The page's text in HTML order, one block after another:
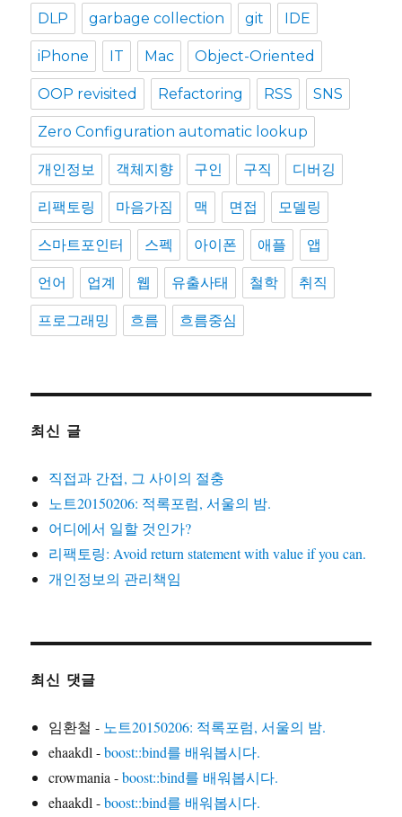
DLP garbage collection git IDE
iPhone IT Mac Object-Oriented
OOP revisited Refactoring RSS SNS
Zero Configuration automatic lookup
개인정보 객체지향 구인 구직 디버깅
리팩토링 마음가짐 맥 면접 모델링
스마트포인터 스펙 아이폰 애플 앱
언어 업계 웹 유출사태 철학 취직
프로그래밍 흐름 흐름중심
최신 글
직접과 간접, 그 사이의 절충
노트20150206: 적록포럼, 서울의 밤.
어디에서 일할 것인가?
리팩토링: Avoid return statement with value if you can.
개인정보의 관리책임
최신 댓글
임환철 - 노트20150206: 적록포럼, 서울의 밤.
ehaakdl-boost::bind를 배워봅시다.
crowmania-boost::bind를 배워봅시다.
ehaakdl-boost::bind를 배워봅시다.